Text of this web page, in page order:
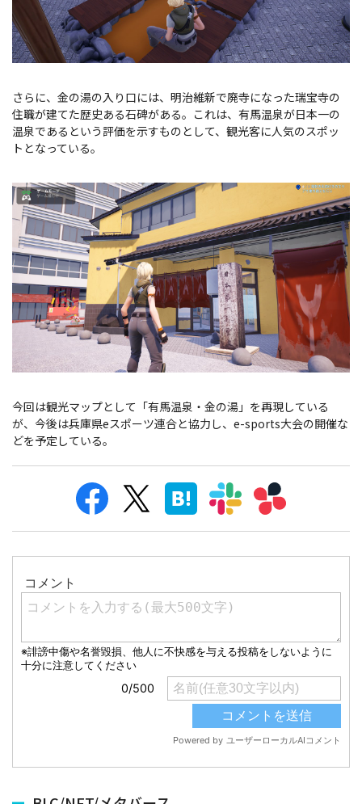
さらに、金の湯の入り口には、明治維新で廃寺になった瑞宝寺の
住職が建てた歴史ある石碑がある。これは、有馬温泉が日本一の
温泉であるという評価を示すものとして、観光客に人気のスポッ
トとなっている。
今回は観光マップとして「有馬温泉・金の湯」を再現している
が、今後は兵庫県eスポーツ連合と協力し、e-sports大会の開催な
どを予定している。